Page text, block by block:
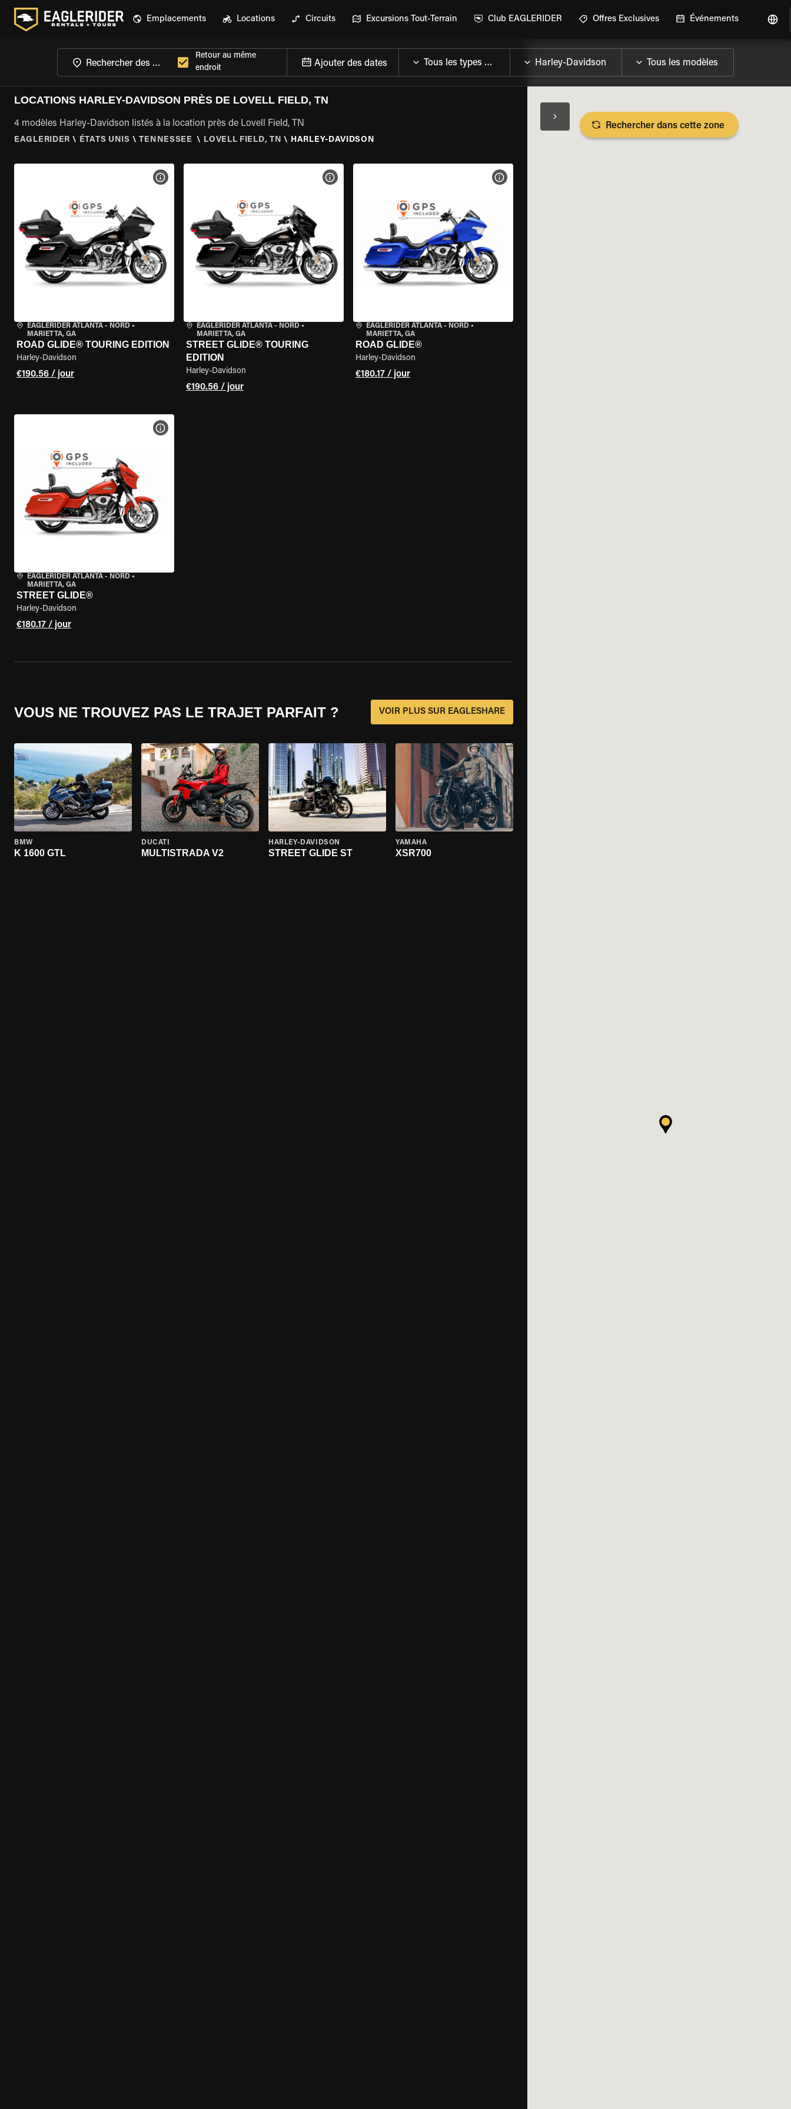
Emplacements Locations Circuits Excursions Tout-Terrain Club EAGLERIDER Offres Exclusives Événements
Retour au même
endroit
Ajouter des dates
LOCATIONS HARLEY-DAVIDSON PRÈS DE LOVELL FIELD, TN
4 modèles Harley-Davidson listés à la location près de Lovell Field, TN
EAGLERIDER \ ÉTATS UNIS \ TENNESSEE \ LOVELL FIELD, TN \ HARLEY-DAVIDSON
EAGLERIDER ATLANTA - NORD •
MARIETTA, GA
ROAD GLIDE® TOURING EDITION
Harley-Davidson
€190.56 / jour
VOIR LES SPÉCIFICATIONS DE LA MOTO
EAGLERIDER ATLANTA - NORD•
MARIETTA, GA
STREET GLIDE® TOURING
EDITION
Harley-Davidson
€190.56 / jour
VOIR LES SPÉCIFICATIONS DE LA MOTO
EAGLERIDER ATLANTA - NORD•
MARIETTA, GA
ROAD GLIDE®
Harley-Davidson
€180.17 / jour
VOIR LES SPÉCIFICATIONS DE LA MOTO
EAGLERIDER ATLANTA - NORD •
MARIETTA, GA
STREET GLIDE®
Harley-Davidson
€180.17 / jour
VOIR LES SPÉCIFICATIONS DE LA MOTO
VOUS NE TROUVEZ PAS LE TRAJET PARFAIT ? VOIR PLUS SUR EAGLESHARE
BMW
K 1600 GTL
DUCATI
MULTISTRADA V2
HARLEY-DAVIDSON
STREET GLIDE ST
YAMAHA
XSR700
Rechercher dans cette zone